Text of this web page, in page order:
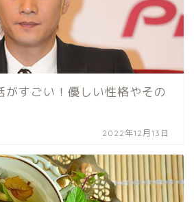
がすごい！優しい性格やその
2022年12月13日